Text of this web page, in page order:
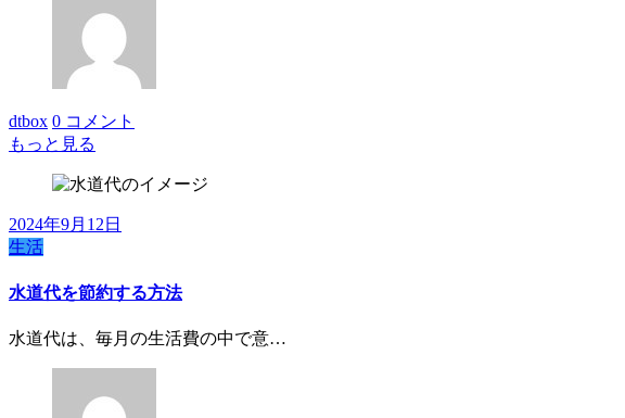
dtbox 0 コメント
もっと見る
2024年9月12日
生活
水道代を節約する方法
水道代は、毎月の生活費の中で意…